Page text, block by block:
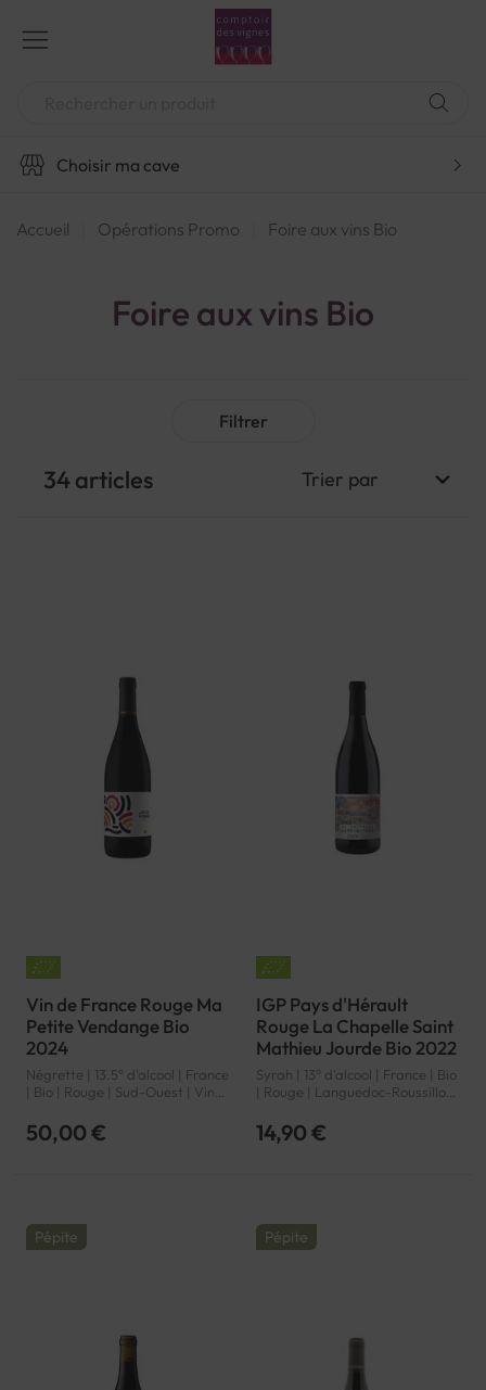
contenu
Choisir ma cave
Accueil Opérations Promo Foire aux vins Bio
Foire aux vins Bio
34articles
Vin de France Rouge Ma
Petite Vendange Bio
2024
Négrette | 13.5° d'alcool | France
| Bio | Rouge | Sud-Ouest | Vin
50,00 €
IGP Pays d'Hérault
Rouge La Chapelle Saint
Mathieu Jourde Bio 2022
Syrah | 13° d'alcool | France | Bio
| Rouge | Languedoc-Roussillon
14,90 €
Pépite Pépite
Filtrer